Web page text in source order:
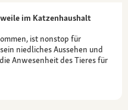
im Katzenhaushalt
ist nonstop für
niedliches Aussehen und
Anwesenheit des Tieres für